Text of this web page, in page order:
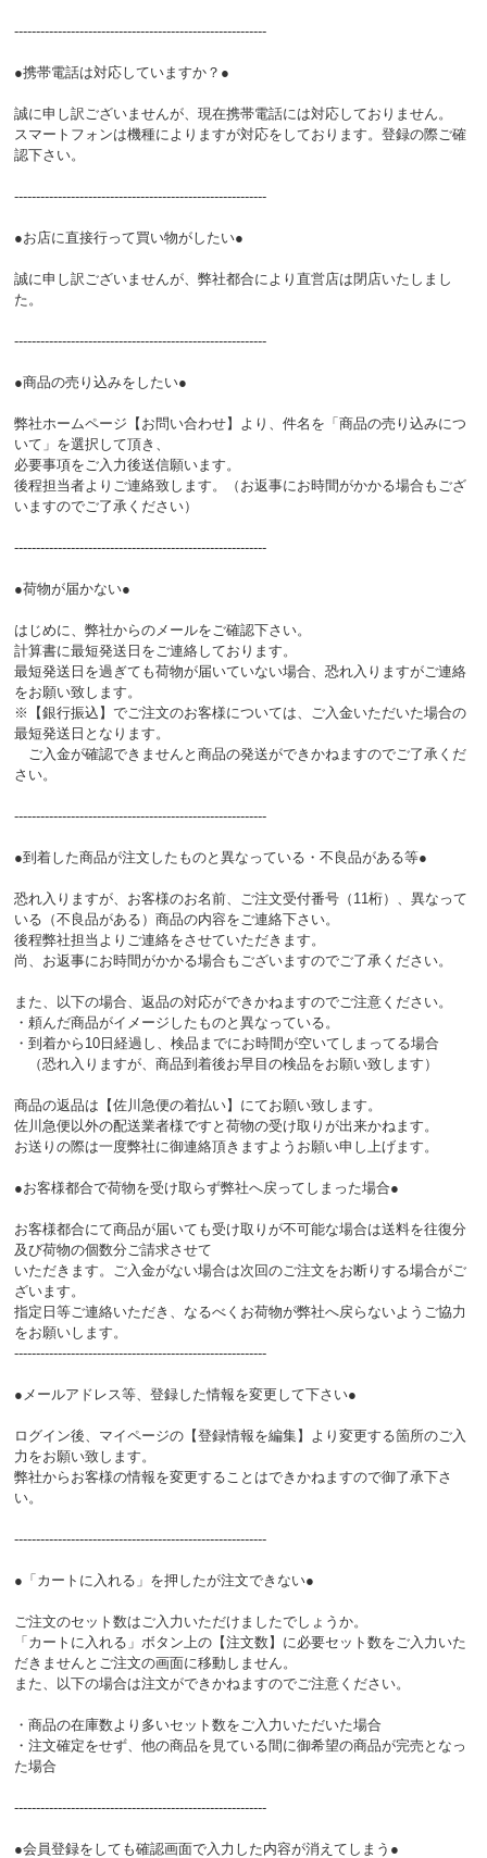
----------------------------------------------------------
●携帯電話は対応していますか？●
誠に申し訳ございませんが、現在携帯電話には対応しておりません。
スマートフォンは機種によりますが対応をしております。登録の際ご確
認下さい。
----------------------------------------------------------
●お店に直接行って買い物がしたい●
誠に申し訳ございませんが、弊社都合により直営店は閉店いたしまし
た。
----------------------------------------------------------
●商品の売り込みをしたい●
弊社ホームページ【お問い合わせ】より、件名を「商品の売り込みにつ
いて」を選択して頂き、
必要事項をご入力後送信願います。
後程担当者よりご連絡致します。（お返事にお時間がかかる場合もござ
いますのでご了承ください）
----------------------------------------------------------
●荷物が届かない●
はじめに、弊社からのメールをご確認下さい。
計算書に最短発送日をご連絡しております。
最短発送日を過ぎても荷物が届いていない場合、恐れ入りますがご連絡
をお願い致します。
※【銀行振込】でご注文のお客様については、ご入金いただいた場合の
最短発送日となります。
ご入金が確認できませんと商品の発送ができかねますのでご了承くだ
さい。
----------------------------------------------------------
●到着した商品が注文したものと異なっている・不良品がある等●
恐れ入りますが、お客様のお名前、ご注文受付番号（11桁）、異なって
いる（不良品がある）商品の内容をご連絡下さい。
後程弊社担当よりご連絡をさせていただきます。
尚、お返事にお時間がかかる場合もございますのでご了承ください。
また、以下の場合、返品の対応ができかねますのでご注意ください。
・頼んだ商品がイメージしたものと異なっている。
・到着から10日経過し、検品までにお時間が空いてしまってる場合
（恐れ入りますが、商品到着後お早目の検品をお願い致します）
商品の返品は【佐川急便の着払い】にてお願い致します。
佐川急便以外の配送業者様ですと荷物の受け取りが出来かねます。
お送りの際は一度弊社に御連絡頂きますようお願い申し上げます。
●お客様都合で荷物を受け取らず弊社へ戻ってしまった場合●
お客様都合にて商品が届いても受け取りが不可能な場合は送料を往復分
及び荷物の個数分ご請求させて
いただきます。ご入金がない場合は次回のご注文をお断りする場合がご
ざいます。
指定日等ご連絡いただき、なるべくお荷物が弊社へ戻らないようご協力
をお願いします。
----------------------------------------------------------
●メールアドレス等、登録した情報を変更して下さい●
ログイン後、マイページの【登録情報を編集】より変更する箇所のご入
力をお願い致します。
弊社からお客様の情報を変更することはできかねますので御了承下さ
い。
----------------------------------------------------------
●「カートに入れる」を押したが注文できない●
ご注文のセット数はご入力いただけましたでしょうか。
「カートに入れる」ボタン上の【注文数】に必要セット数をご入力いた
だきませんとご注文の画面に移動しません。
また、以下の場合は注文ができかねますのでご注意ください。
・商品の在庫数より多いセット数をご入力いただいた場合
・注文確定をせず、他の商品を見ている間に御希望の商品が完売となっ
た場合
----------------------------------------------------------
●会員登録をしても確認画面で入力した内容が消えてしまう●